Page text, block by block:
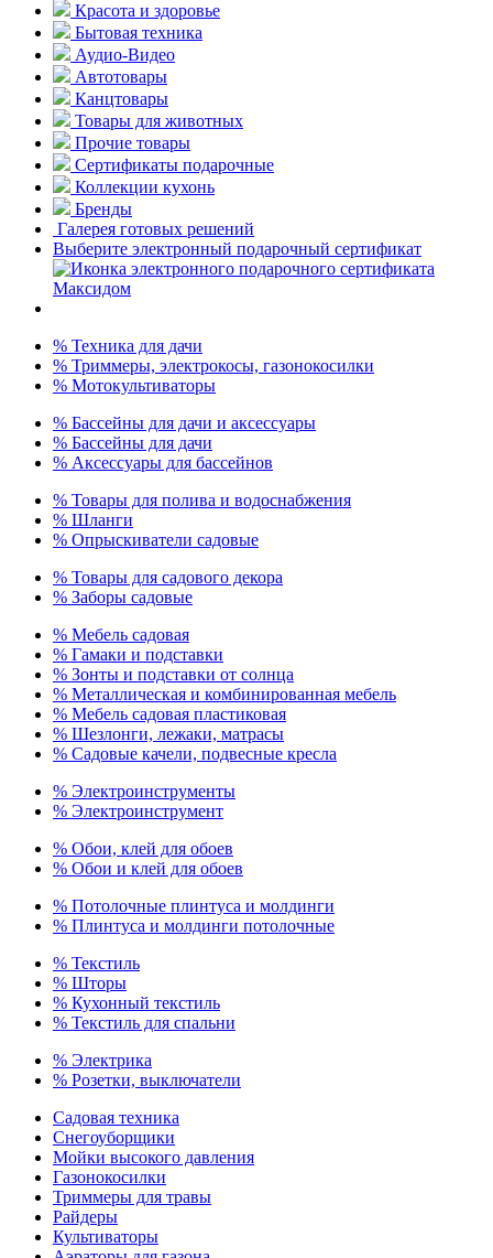
Красота и здоровье
Бытовая техника
Аудио-Видео
Автотовары
Канцтовары
Товары для животных
Прочие товары
Сертификаты подарочные
Коллекции кухонь
Бренды
Галерея готовых решений
Выберите электронный подарочный сертификат
% Техника для дачи
% Триммеры, электрокосы, газонокосилки
% Мотокультиваторы
% Бассейны для дачи и аксессуары
% Бассейны для дачи
% Аксессуары для бассейнов
% Товары для полива и водоснабжения
% Шланги
% Опрыскиватели садовые
% Товары для садового декора
% Заборы садовые
% Мебель садовая
% Гамаки и подставки
% Зонты и подставки от солнца
% Металлическая и комбинированная мебель
% Мебель садовая пластиковая
% Шезлонги, лежаки, матрасы
% Садовые качели, подвесные кресла
% Электроинструменты
% Электроинструмент
% Обои, клей для обоев
% Обои и клей для обоев
% Потолочные плинтуса и молдинги
% Плинтуса и молдинги потолочные
% Текстиль
% Шторы
% Кухонный текстиль
% Текстиль для спальни
% Электрика
% Розетки, выключатели
Садовая техника
Снегоуборщики
Мойки высокого давления
Газонокосилки
Триммеры для травы
Райдеры
Культиваторы